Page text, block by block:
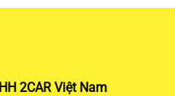
2CAR Việt Nam